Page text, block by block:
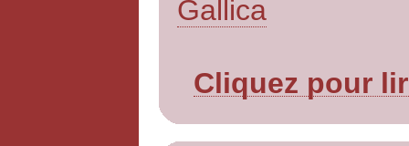
Gallica
Cliquez pour